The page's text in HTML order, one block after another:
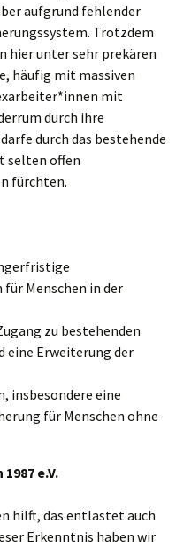
aufgrund fehlender
Trotzdem
hier unter sehr prekären
häufig mit massiven
mit
durch ihre
durch das bestehende
selten offen
fürchten.
Menschen in der
zu bestehenden
eine Erweiterung der
insbesondere eine
für Menschen ohne
e.V.
hilft, das entlastet auch
Erkenntnis haben wir